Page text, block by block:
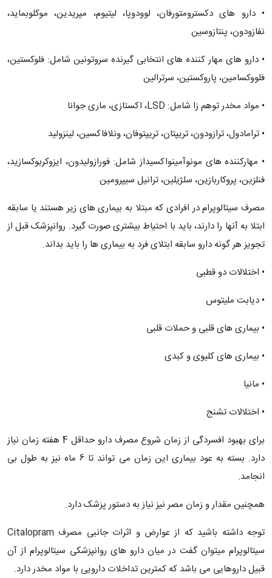
• دارو های دکسترومتورفان، لوودوپا، لیتیوم، مپریدین، موکلوبماید،
نفازودون، پنتازوسین
• دارو های مهار کننده های انتخابی گیرنده سروتونین شامل: فلوکستین،
فلووکسامین، پاروکستین، سرترالین
• مواد مخدر توهم زا شامل: LSD، اکستازی، ماری جوانا
• ترامادول، ترازودون، تریپتان، تریپتوفان، ونلافاکسین، لینزولید
• مهارکننده های مونوآمینواکسیداز شامل: فورازولیدون، ایزوکربوکسازید،
فنلزین، پروکاربازین، سلژیلین، ترانیل سیپرومین
مصرف سیتالوپرام در افرادی که مبتلا به بیماری های زیر هستند یا سابقه
ابتلا به آنها را دارند، باید با احتیاط بیشتری صورت گیرد. روانپزشک قبل از
تجویز هر گونه دارو سابقه ابتلای فرد به بیماری ها را باید بداند.
• اختلالات دو قطبی
• دیابت ملیتوس
• بیماری های قلبی و حملات قلبی
• بیماری های کلیوی و کبدی
• مانیا
• اختلالات تشنج
برای بهبود افسردگی از زمان شروع مصرف دارو حداقل 4 هفته زمان نیاز
دارد. بسته به عود بیماری این زمان می تواند تا 6 ماه نیز به طول بی
انجامد.
همچنین مقدار و زمان مصر نیز نیاز به دستور پزشک دارد.
توجه داشته باشید که از عوارض و اثرات جانبی مصرف Citalopram
سیتالوپرام میتوان گفت در میان دارو های روانپزشکی سیتالوپرام از آن
قبیل داروهایی می باشد که کمترین تداخلات دارویی با مواد مخدر دارد.